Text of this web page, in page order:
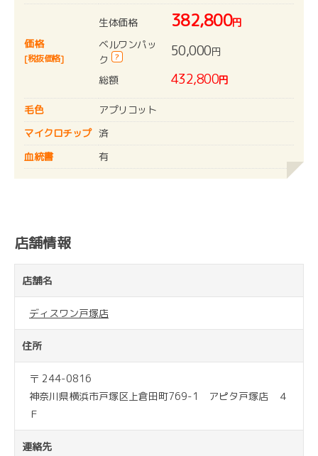
価格
[税抜価格]
生体価格 382,800円
ベルワンパッ
ク
? 50,000円
総額 432,800円
毛色
アプリコット
マイクロチップ 済
血統書
有
店舗情報
店舗名
ディスワン戸塚店
住所
〒 244-0816
神奈川県横浜市戸塚区上倉田町769-1 アピタ戸塚店 ４
Ｆ
連絡先